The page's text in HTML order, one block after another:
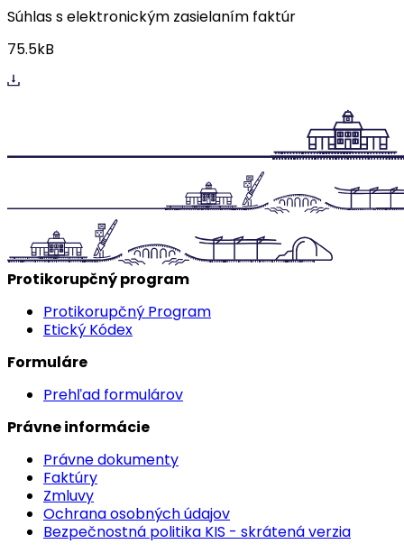
Súhlas s elektronickým zasielaním faktúr
75.5kB
Protikorupčný program
Protikorupčný Program
Etický Kódex
Formuláre
Prehľad formulárov
Právne informácie
Právne dokumenty
Faktúry
Zmluvy
Ochrana osobných údajov
Bezpečnostná politika KIS - skrátená verzia